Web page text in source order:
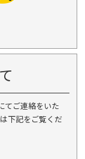
てご連絡をいた
下記をご覧くだ